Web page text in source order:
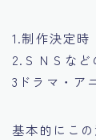
1.制作決定時
2.ＳＮＳな
3ドラマ・ア
基本的にこ